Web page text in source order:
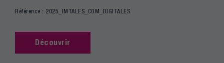
Référence : 2025_IMTALES_COM_DIGITALES
Découvrir